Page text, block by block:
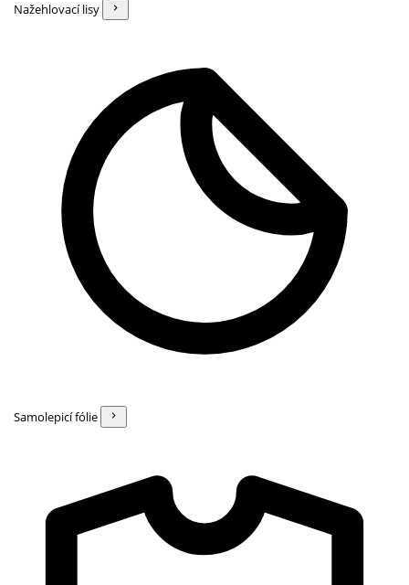
Nažehlovací lisy
Samolepicí fólie